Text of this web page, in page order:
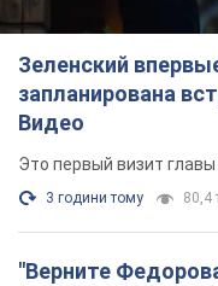
Зеленский
запланирована
Видео
Это первый визит
3 години тому 80,4
"Верните